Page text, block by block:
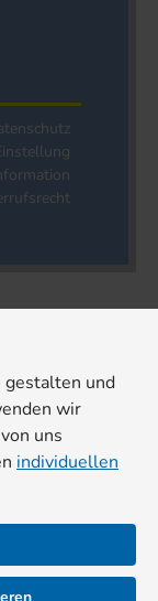
und
wir
uns
individuellen